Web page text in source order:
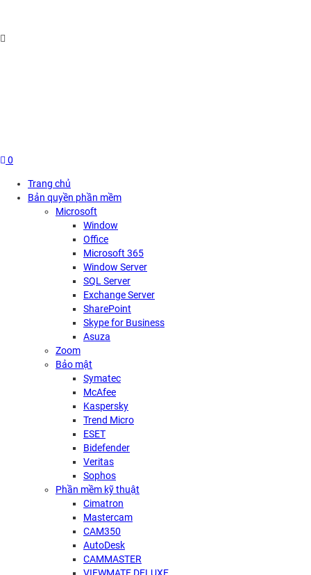
Skip
0
Trang chủ
Bản quyền phần mềm
Microsoft
Window
Office
Microsoft 365
Window Server
SQL Server
Exchange Server
SharePoint
Skype for Business
Asuza
Zoom
Bảo mật
Symatec
McAfee
Kaspersky
Trend Micro
ESET
Bidefender
Veritas
Sophos
Phần mềm kỹ thuật
Cimatron
Mastercam
CAM350
AutoDesk
CAMMASTER